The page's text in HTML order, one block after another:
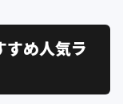
すめ人気ラ